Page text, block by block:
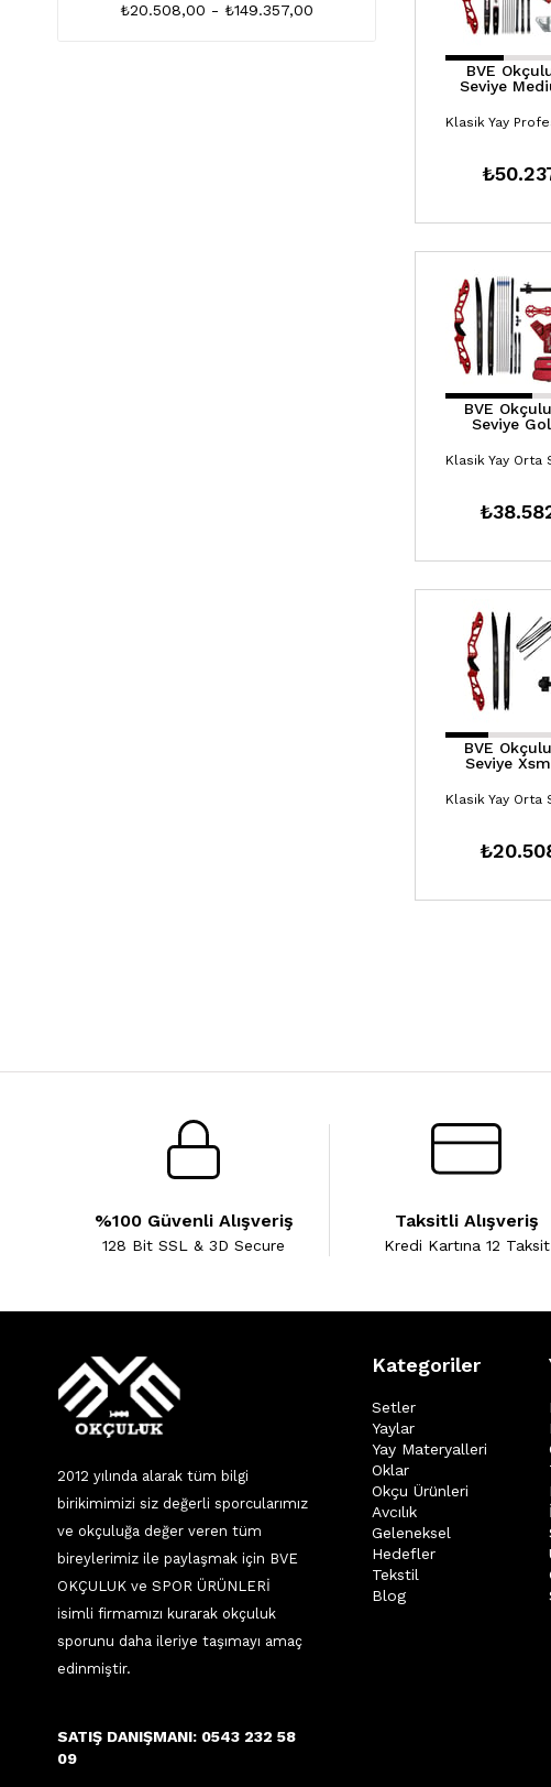
₺20.508,00 - ₺149.357,00
BVE
Seviye
BVE
Seviye
BVE
Seviye
%100 Güvenli Alışveriş
128 Bit SSL & 3D Secure
Taksitli Alışveriş
Kredi Kartına 12 Taksit
2012 yılında alarak tüm bilgi
birikimimizi siz değerli sporcularımız
ve okçuluğa değer veren tüm
bireylerimiz ile paylaşmak için BVE
OKÇULUK ve SPOR ÜRÜNLERİ
isimli firmamızı kurarak okçuluk
sporunu daha ileriye taşımayı amaç
edinmiştir.
SATIŞ DANIŞMANI: 0543 232 58
09
Kategoriler
Setler
Yaylar
Yay Materyalleri
Oklar
Okçu Ürünleri
Avcılık
Geleneksel
Hedefler
Tekstil
Blog